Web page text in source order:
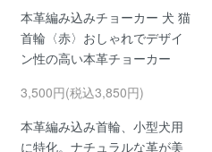
本革編み込みチョーカー 犬 猫
首輪〈赤〉おしゃれでデザイ
ン性の高い本革チョーカー
3,500円(税込3,850円)
本革編み込み首輪、小型犬用
に特化。ナチュラルな革が美